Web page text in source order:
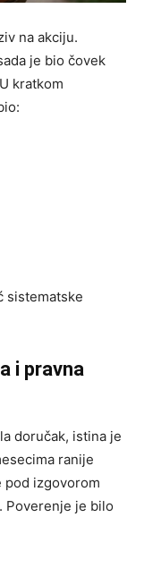
na akciju.
je bio čovek
kratkom
sistematske
i pravna
doručak, istina je
ranije
pod izgovorom
Poverenje je bilo